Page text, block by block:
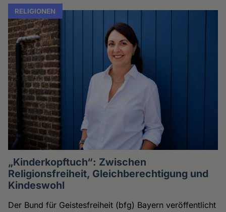
RELIGIONEN
„Kinderkopftuch“: Zwischen
Religionsfreiheit, Gleichberechtigung und
Kindeswohl
Der Bund für Geistesfreiheit (bfg) Bayern veröffentlicht